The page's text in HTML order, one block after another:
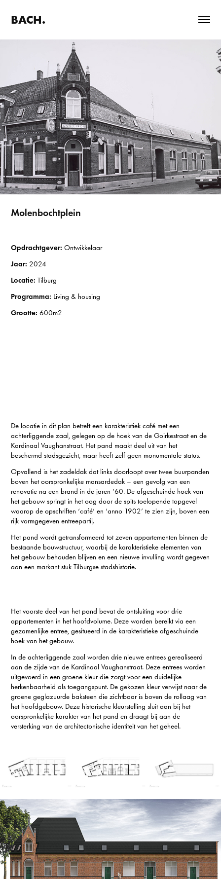
BACH.
Molenbochtplein
Opdrachtgever: Ontwikkelaar
Jaar: 2024
Locatie: Tilburg
Programma: Living & housing
Grootte: 600m2
De locatie in dit plan betreft een karakteristiek café met een
achterliggende zaal, gelegen op de hoek van de Goirkestraat en de
Kardinaal Vaughanstraat. Het pand maakt deel uit van het
beschermd stadsgezicht, maar heeft zelf geen monumentale status.
Opvallend is het zadeldak dat links doorloopt over twee buurpanden
boven het oorspronkelijke mansardedak – een gevolg van een
renovatie na een brand in de jaren ’60. De afgeschuinde hoek van
het gebouw springt in het oog door de spits toelopende topgevel
waarop de opschriften ‘café’ en ‘anno 1902’ te zien zijn, boven een
rijk vormgegeven entreepartij.
Het pand wordt getransformeerd tot zeven appartementen binnen de
bestaande bouwstructuur, waarbij de karakteristieke elementen van
het gebouw behouden blijven en een nieuwe invulling wordt gegeven
aan een markant stuk Tilburgse stadshistorie.
Het voorste deel van het pand bevat de ontsluiting voor drie
appartementen in het hoofdvolume. Deze worden bereikt via een
gezamenlijke entree, gesitueerd in de karakteristieke afgeschuinde
hoek van het gebouw.
In de achterliggende zaal worden drie nieuwe entrees gerealiseerd
aan de zijde van de Kardinaal Vaughanstraat. Deze entrees worden
uitgevoerd in een groene kleur die zorgt voor een duidelijke
herkenbaarheid als toegangspunt. De gekozen kleur verwijst naar de
groene geglazuurde baksteen die zichtbaar is boven de rollaag van
het hoofdgebouw. Deze historische kleurstelling sluit aan bij het
oorspronkelijke karakter van het pand en draagt bij aan de
versterking van de architectonische identiteit van het geheel.